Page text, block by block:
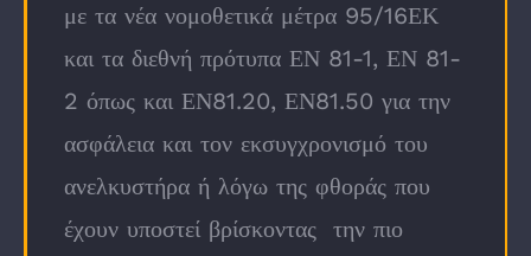
με τα νέα νομοθετικά μέτρα 95/16ΕΚ
και τα διεθνή πρότυπα ΕΝ 81-1, ΕΝ 81-
2 όπως και ΕΝ81.20, ΕΝ81.50 για την
ασφάλεια και τον εκσυγχρονισμό του
ανελκυστήρα ή λόγω της φθοράς που
έχουν υποστεί βρίσκοντας την πιο